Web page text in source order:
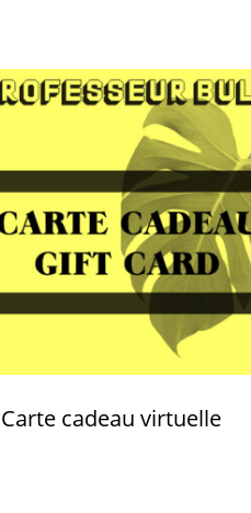
10,00€.5,00€.
Carte cadeau virtuelle